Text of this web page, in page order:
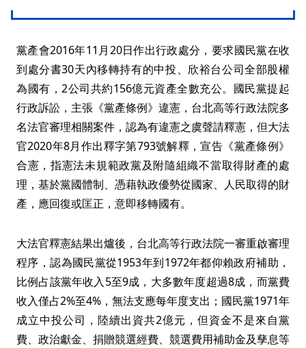
黨產會2016年11月20日作出行政處分，要求國民黨在收
到處分書30天內移轉持有的中投、欣裕台公司全部股權
為國有，2公司共約156億元資產全數充公。國民黨提起
行政訴訟，主張《黨產條例》違憲，台北高等行政法院多
名法官審理相關案件，認為有違憲之虞聲請釋憲，但大法
官2020年8月作出釋字第793號解釋，宣告《黨產條例》
合憲，指憲法未規範政黨及附隨組織不當取得財產的處
理，基於黨國體制、憑藉執政優勢從國家、人民取得的財
產，應回復或匡正，意即移轉國有。
大法官釋憲結果出爐後，台北高等行政法院一審重啟審理
程序，認為國民黨從1953年到1972年都仰賴政府補助，
比例占該黨年收入5至9成，大多數年度超過8成，而黨費
收入僅占2%至4%，無法支應每年度支出；國民黨1971年
成立中投公司，陸續出資共2億元，但資金不是來自黨
費、政治獻金、捐贈競選經費、競選費用補助金及孳息等